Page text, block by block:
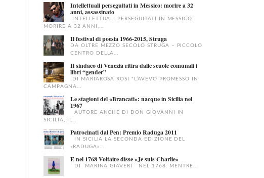
Intellettuali perseguitati in Messico: morire a 32
anni, assassinato
INTELLETTUALI PERSEGUITATI IN MESSICO:
MORIRE A 32 ANNI,...
Il festival di poesia 1966-2015, Struga
DA OLTRE MEZZO SECOLO STRUGA – PICCOLO
CENTRO DELLA...
Il sindaco di Venezia ritira dalle scuole comunali i
libri “gender”
DI MARIAROSA ROSI "L’AVEVO PROMESSO IN
CAMPAGNA...
Le stagioni del «Brancati»: nacque in Sicilia nel
1967
AUTORE ANCHE DI DON GIOVANNI IN
SICILIA, IL...
Patrocinati dal Pen: Premio Raduga 2011
IN SICILIA LA SECONDA EDIZIONE DEL
«RADUGA»...
E nel 1768 Voltaire disse «Je suis Charlie»
DI MARINA GIAVERI NEL 1768: MENTRE...